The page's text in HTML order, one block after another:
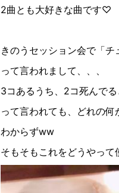
2曲とも大好きな曲です♡
きのうセッション会で「チ
って言われまして、、、
3コあるうち、 2コ死んでる
って言われても、どれの
わからずww
そもそもこれをどうやって